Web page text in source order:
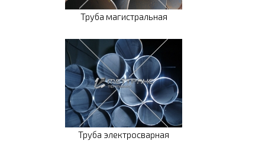
Труба магистральная
Труба электросварная